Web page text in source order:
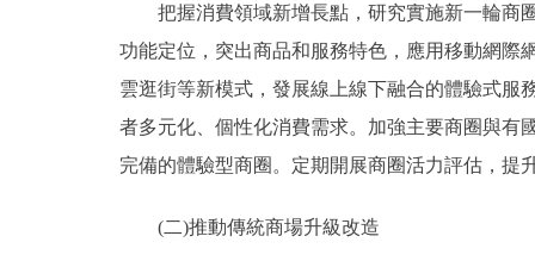
把握消費領域新增長點，研究實施新一輪商圈
功能定位，突出商品和服務特色，應用移動網際
雲逛街等新模式，發展線上線下融合的體驗式服
者多元化、個性化消費需求。加強主要商圈與有
完備的體驗型商圈。定期開展商圈活力評估，提
(二)推動傳統商場升級改造